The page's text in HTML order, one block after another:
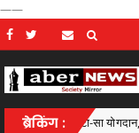
——
ब्रेकिंग :
में छोटा-सा योगदान, बच्चों के